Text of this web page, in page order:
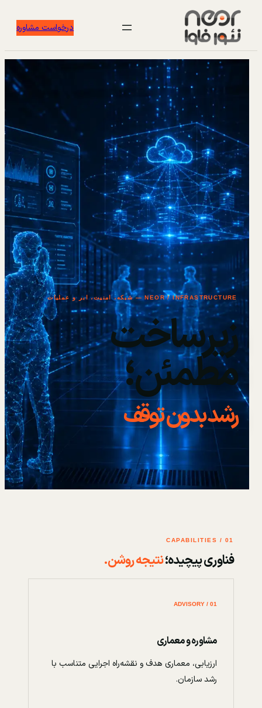
درخواست مشاوره
NEOR / INFRASTRUCTURE — شبکه، امنیت، ابر و عملیات
زیرساخت
مطمئن؛
رشد بدون توقف
01 / CAPABILITIES
فناوری پیچیده؛نتیجه روشن.
01 / ADVISORY
مشاوره و معماری
ارزیابی، معماری هدف و نقشه‌راه اجرایی متناسب با
رشد سازمان.